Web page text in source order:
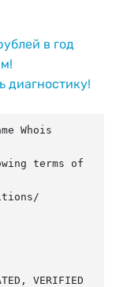
в год
диагностику!
Whois
terms of
VERIFIED